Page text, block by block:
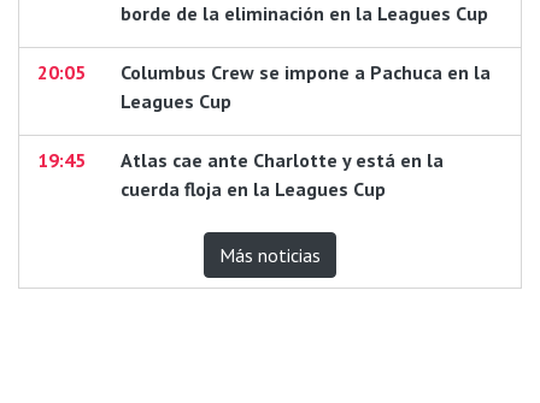
borde de la eliminación en la Leagues Cup
20:05
Columbus Crew se impone a Pachuca en la
Leagues Cup
19:45
Atlas cae ante Charlotte y está en la
cuerda floja en la Leagues Cup
Más noticias